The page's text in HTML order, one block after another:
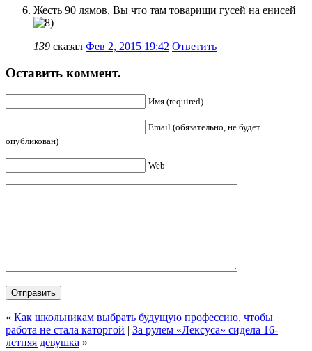
Жесть 90 лямов, Вы что там товарищи гусей на енисей
139 сказал Фев 2, 2015 19:42 Ответить
Оставить коммент.
Имя (required)
Email (обязательно, не будет
опубликован)
Web
« Как школьникам выбрать будущую профессию, чтобы
работа не стала каторгой | За рулем «Лексуса» сидела 16-
летняя девушка »